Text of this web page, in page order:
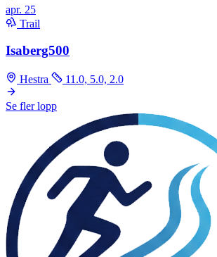
apr. 25
Trail
Isaberg500
Hestra 11.0, 5.0, 2.0
Se fler lopp